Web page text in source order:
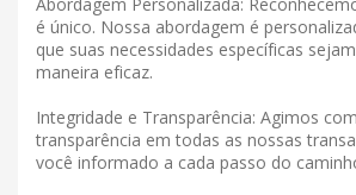
Abordagem Personalizada:
é único. Nossa abordagem é
que suas necessidades específicas
maneira eficaz.
Integridade e Transparência: Agimos
transparência em todas as nossas
você informado a cada passo do